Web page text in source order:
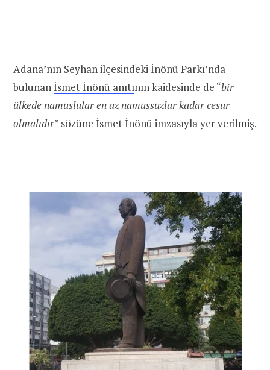
Adana’nın Seyhan ilçesindeki İnönü Parkı’nda
bulunan İsmet İnönü anıtının kaidesinde de “bir
ülkede namuslular en az namussuzlar kadar cesur
olmalıdır” sözüne İsmet İnönü imzasıyla yer verilmiş.